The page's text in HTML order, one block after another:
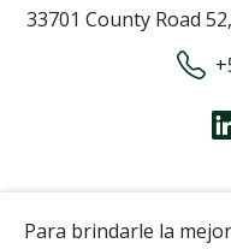
33701 County Road
Para brindarle la